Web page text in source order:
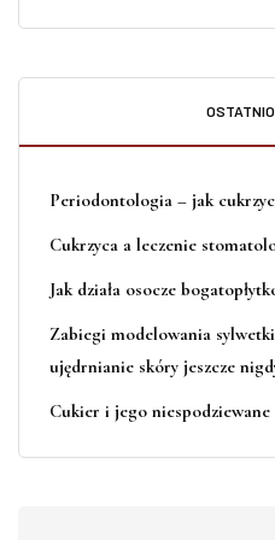
Periodontologia – jak
Cukrzyca a leczenie
Jak działa osocze
Zabiegi modelowania
ujędrnianie skóry jeszcze
Cukier i jego